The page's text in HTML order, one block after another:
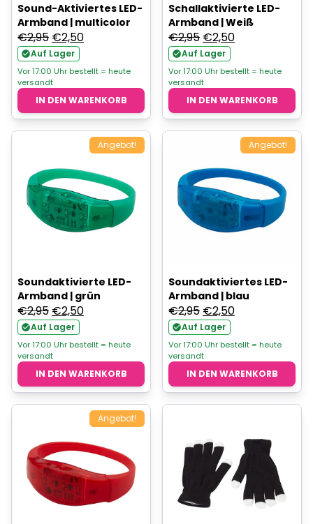
Sound-Aktiviertes LED-
Armband | multicolor
€2,95 Ursprünglicher
Preis
war:
€2,95
€2,50Aktueller
ist:
€2,50.
Auf Lager
Vor 17:00 Uhr bestellt = heute
versandt
IN DEN WARENKORB
Schallaktivierte LED-
Armband | Weiß
€2,95 Ursprünglicher
Preis
war:
€2,95
€2,50Aktueller
ist:
€2,50.
Auf Lager
Vor 17:00 Uhr bestellt = heute
versandt
IN DEN WARENKORB
Angebot!
Soundaktivierte LED-
Armband | grün
€2,95 Ursprünglicher
Preis
war:
€2,95
€2,50Aktueller
ist:
€2,50.
Auf Lager
Vor 17:00 Uhr bestellt = heute
versandt
IN DEN WARENKORB
Angebot!
Soundaktiviertes LED-
Armband | blau
€2,95 Ursprünglicher
Preis
war:
€2,95
€2,50Aktueller
ist:
€2,50.
Auf Lager
Vor 17:00 Uhr bestellt = heute
versandt
IN DEN WARENKORB
Angebot!